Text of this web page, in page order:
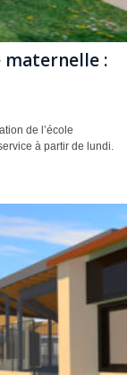
maternelle :
de l’école
à partir de lundi.